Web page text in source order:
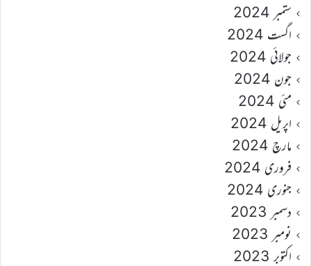
ستمبر 2024
اگست 2024
جولائی 2024
جون 2024
مئی 2024
اپریل 2024
مارچ 2024
فروری 2024
جنوری 2024
دسمبر 2023
نومبر 2023
اکتوبر 2023